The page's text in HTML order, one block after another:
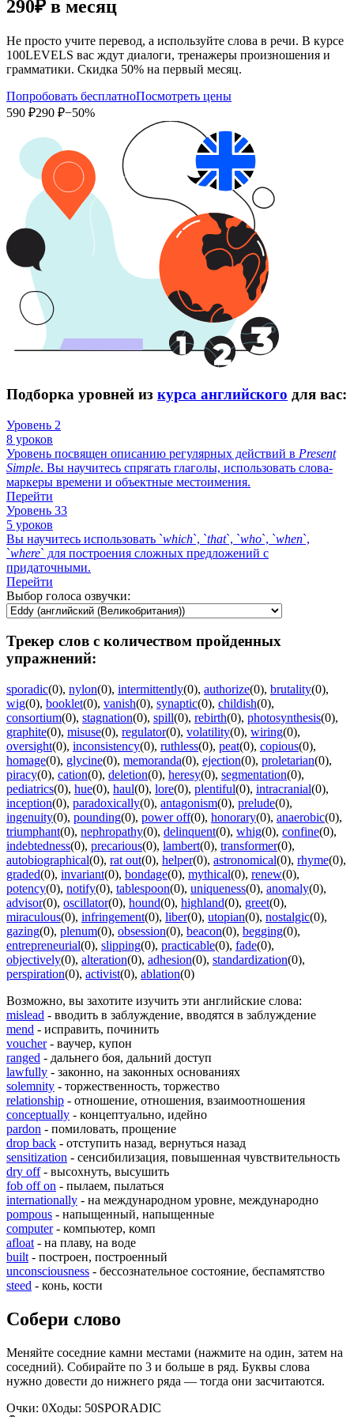
290₽ в месяц
Не просто учите перевод, а используйте слова в речи. В курсе
100LEVELS вас ждут диалоги, тренажеры произношения и
грамматики. Скидка 50% на первый месяц.
Попробовать бесплатноПосмотреть цены
590 ₽290 ₽−50%
Подборка уровней из курса английского для вас:
Уровень 2
8 уроков
Уровень посвящен описанию регулярных действий в Present
Simple. Вы научитесь спрягать глаголы, использовать слова-
маркеры времени и объектные местоимения.
Перейти
Уровень 33
5 уроков
Вы научитесь использовать `which`, `that`, `who`, `when`,
`where` для построения сложных предложений с
придаточными.
Перейти
Выбор голоса озвучки:
Трекер слов с количеством пройденных
упражнений:
sporadic(0), nylon(0), intermittently(0), authorize(0), brutality(0),
wig(0), booklet(0), vanish(0), synaptic(0), childish(0),
consortium(0), stagnation(0), spill(0), rebirth(0), photosynthesis(0),
graphite(0), misuse(0), regulator(0), volatility(0), wiring(0),
oversight(0), inconsistency(0), ruthless(0), peat(0), copious(0),
homage(0), glycine(0), memoranda(0), ejection(0), proletarian(0),
piracy(0), cation(0), deletion(0), heresy(0), segmentation(0),
pediatrics(0), hue(0), haul(0), lore(0), plentiful(0), intracranial(0),
inception(0), paradoxically(0), antagonism(0), prelude(0),
ingenuity(0), pounding(0), power off(0), honorary(0), anaerobic(0),
triumphant(0), nephropathy(0), delinquent(0), whig(0), confine(0),
indebtedness(0), precarious(0), lambert(0), transformer(0),
autobiographical(0), rat out(0), helper(0), astronomical(0), rhyme(0),
graded(0), invariant(0), bondage(0), mythical(0), renew(0),
potency(0), notify(0), tablespoon(0), uniqueness(0), anomaly(0),
advisor(0), oscillator(0), hound(0), highland(0), greet(0),
miraculous(0), infringement(0), liber(0), utopian(0), nostalgic(0),
gazing(0), plenum(0), obsession(0), beacon(0), begging(0),
entrepreneurial(0), slipping(0), practicable(0), fade(0),
objectively(0), alteration(0), adhesion(0), standardization(0),
perspiration(0), activist(0), ablation(0)
Возможно, вы захотите изучить эти английские слова:
mislead - вводить в заблуждение, вводятся в заблуждение
mend - исправить, починить
voucher- ваучер, купон
ranged - дальнего боя, дальний доступ
lawfully - законно, на законных основаниях
solemnity - торжественность, торжество
relationship - отношение, отношения, взаимоотношения
conceptually - концептуально, идейно
pardon - помиловать, прощение
drop back - отступить назад, вернуться назад
sensitization - сенсибилизация, повышенная чувствительность
dry off- высохнуть, высушить
fob off on - пылаем, пылаться
internationally - на международном уровне, международно
pompous - напыщенный, напыщенные
computer- компьютер, комп
afloat - на плаву, на воде
built - построен, построенный
unconsciousness - бессознательное состояние, беспамятство
steed - конь, кости
Собери слово
Меняйте соседние камни местами (нажмите на один, затем на
соседний). Собирайте по 3 и больше в ряд. Буквы слова
нужно довести до нижнего ряда — тогда они засчитаются.
Очки: 0Ходы: 50SPORADIC